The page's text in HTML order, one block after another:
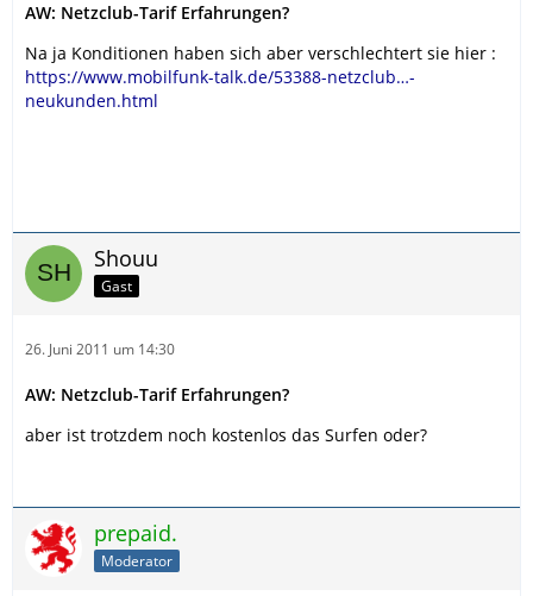
AW: Netzclub-Tarif Erfahrungen?
Na ja Konditionen haben sich aber verschlechtert sie hier :
https://www.mobilfunk-talk.de/53388-netzclub…-
neukunden.html
Shouu
Gast
26. Juni 2011 um 14:30
AW: Netzclub-Tarif Erfahrungen?
aber ist trotzdem noch kostenlos das Surfen oder?
prepaid.
Moderator